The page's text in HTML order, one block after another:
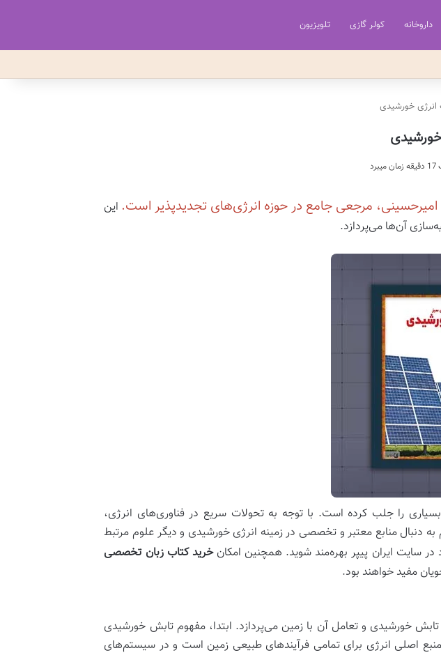
داروخانه کولر گازی تلویزیون
انرژی خورشیدی
امیرحسینی، مرجعی جامع در حوزه انرژی‌های تجدیدپذیر است. این
آن‌ها می‌پردازد.
را جلب کرده است. با توجه به تحولات سریع در فناوری‌های انرژی،
دنبال منابع معتبر و تخصصی در زمینه انرژی خورشیدی و دیگر علوم مرتبط
در سایت ایران پیپر بهره‌مند شوید. همچنین امکانخرید کتاب زبان تخصصی
مفید خواهند بود.
خورشیدی و تعامل آن با زمین می‌پردازد. ابتدا، مفهومتابش خورشیدی
اصلی انرژی برای تمامی فرآیندهای طبیعی زمین است و در سیستم‌های